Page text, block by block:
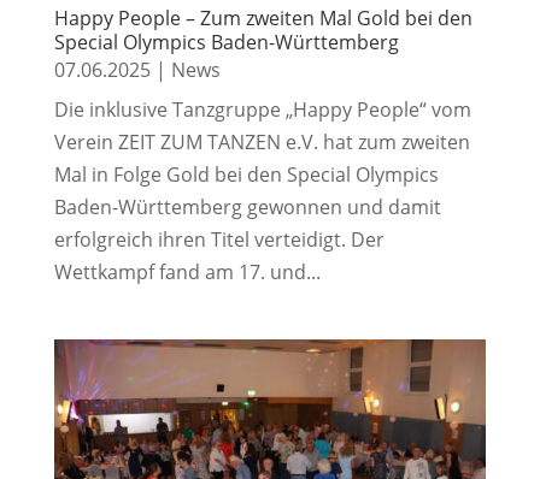
Happy People – Zum zweiten Mal Gold bei den
Special Olympics Baden-Württemberg
07.06.2025| News
Die inklusive Tanzgruppe „Happy People“ vom
Verein ZEIT ZUM TANZEN e.V. hat zum zweiten
Mal in Folge Gold bei den Special Olympics
Baden-Württemberg gewonnen und damit
erfolgreich ihren Titel verteidigt. Der
Wettkampf fand am 17. und...